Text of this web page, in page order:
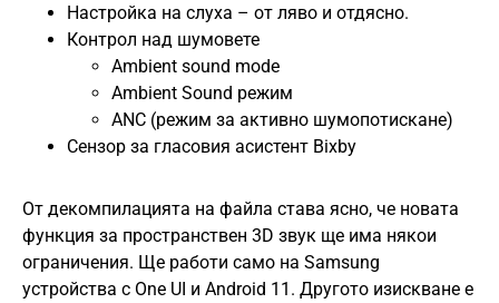
Настройка на слуха – от ляво и отдясно.
Контрол над шумовете
Ambient sound mode
Ambient Sound режим
ANC (режим за активно шумопотискане)
Сензор за гласовия асистент Bixby
От декомпилацията на файла става ясно, че новата
функция за пространствен 3D звук ще има някои
ограничения. Ще работи само на Samsung
устройства с One UI и Android 11. Другото изискване е